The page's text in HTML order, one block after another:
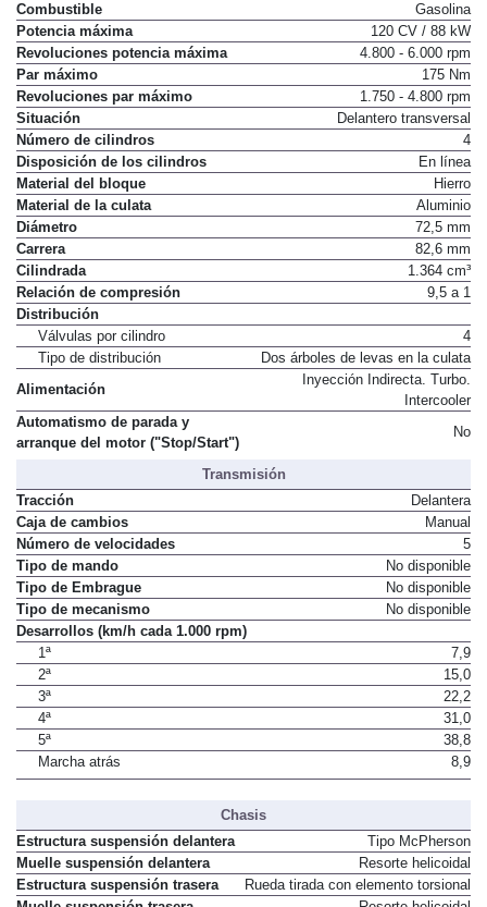
Combustible
Gasolina
Potencia máxima
120 CV / 88 kW
Revoluciones potencia máxima
4.800 - 6.000 rpm
Par máximo
175 Nm
Revoluciones par máximo
1.750 - 4.800 rpm
Situación
Delantero transversal
Número de cilindros
4
Disposición de los cilindros
En línea
Material del bloque
Hierro
Material de la culata
Aluminio
Diámetro
72,5 mm
Carrera
82,6 mm
Cilindrada
1.364 cm³
Relación de compresión
9,5 a 1
Distribución
Válvulas por cilindro
4
Tipo de distribución
Dos árboles de levas en la culata
Alimentación
Inyección Indirecta. Turbo.
Intercooler
Automatismo de parada y
arranque del motor ("Stop/Start")
No
Transmisión
Tracción
Delantera
Caja de cambios
Manual
Número de velocidades
5
Tipo de mando
No disponible
Tipo de Embrague
No disponible
Tipo de mecanismo
No disponible
Desarrollos (km/h cada 1.000 rpm)
1ª
7,9
2ª
15,0
3ª
22,2
4ª
31,0
5ª
38,8
Marcha atrás
8,9
Chasis
Estructura suspensión delantera
Tipo McPherson
Muelle suspensión delantera
Resorte helicoidal
Estructura suspensión trasera
Rueda tirada con elemento torsional